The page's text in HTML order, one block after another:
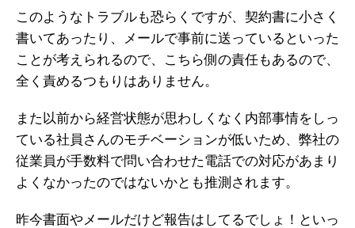
このようなトラブルも恐らくですが、契約書に小さく
書いてあったり、メールで事前に送っているといった
ことが考えられるので、こちら側の責任もあるので、
全く責めるつもりはありません。
また以前から経営状態が思わしくなく内部事情をしっ
ている社員さんのモチベーションが低いため、弊社の
従業員が手数料で問い合わせた電話での対応があまり
よくなかったのではないかとも推測されます。
昨今書面やメールだけど報告はしてるでしょ！といっ